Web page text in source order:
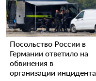
Посольство России в
Германии ответило на
обвинения в
организации инцидента